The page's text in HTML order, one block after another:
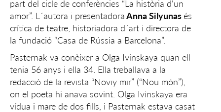
part del cicle de conferències “La història d'un
amor”. L´autora i presentadoraAnna Silyunas és
crítica de teatre, historiadora d´art i directora de
la fundació “Casa de Rússia a Barcelona”.
Pasternak va conèixer a Olga Ivinskaya quan ell
tenia 56 anys i ella 34. Ella treballava a la
redacció de la revista “Noviy mir” (“Nou món”),
on el poeta hi anava sovint. Olga Ivinskaya era
vídua i mare de dos fills, i Pasternak estava casat